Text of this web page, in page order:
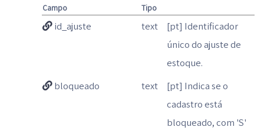
Campo Tipo
id_ajuste text
[pt] Identificador
único do ajuste de
estoque.
bloqueado
text
[pt] Indica se o
cadastro está
bloqueado, com 'S'